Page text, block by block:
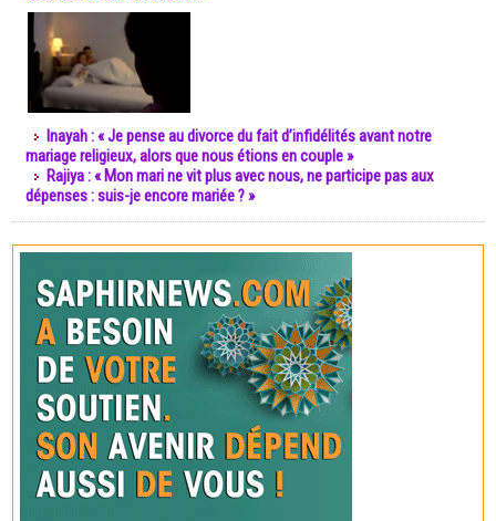
Inayah : « Je pense au divorce du fait d’infidélités avant notre
mariage religieux, alors que nous étions en couple »
Rajiya : « Mon mari ne vit plus avec nous, ne participe pas aux
dépenses : suis-je encore mariée ? »